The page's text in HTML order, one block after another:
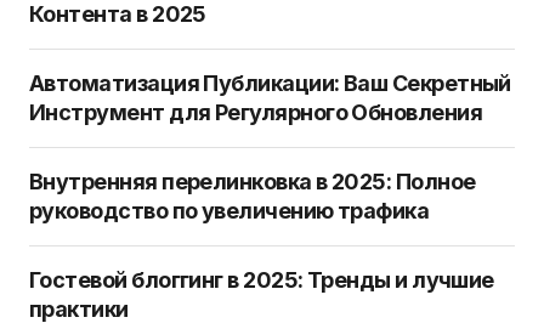
Контента в 2025
Автоматизация Публикации: Ваш Секретный
Инструмент для Регулярного Обновления
Внутренняя перелинковка в 2025: Полное
руководство по увеличению трафика
Гостевой блоггинг в 2025: Тренды и лучшие
практики